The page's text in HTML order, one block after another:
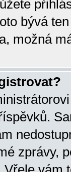
bývá
možná
zprávy,